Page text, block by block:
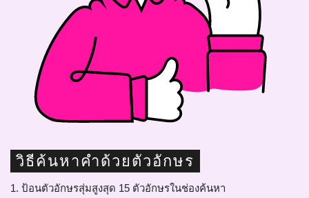
วิธีค้นหาคำด้วยตัวอักษร
1. ป้อนตัวอักษรสุ่มสูงสุด 15 ตัวอักษรในช่องค้นหา